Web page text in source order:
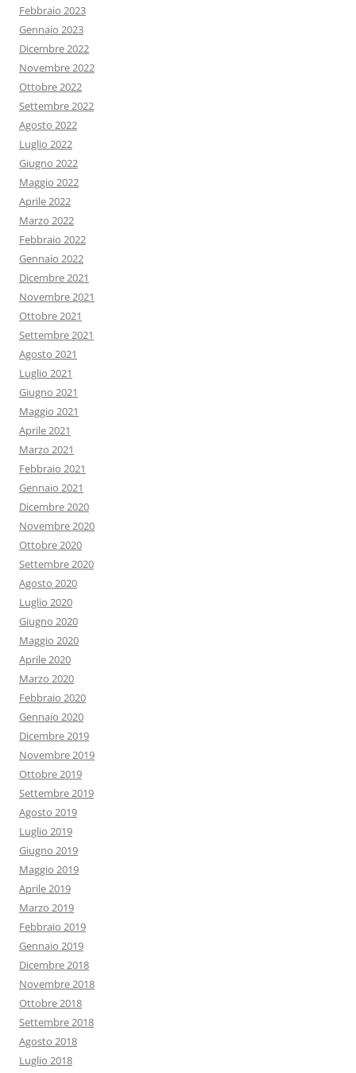
Febbraio 2023
Gennaio 2023
Dicembre 2022
Novembre 2022
Ottobre 2022
Settembre 2022
Agosto 2022
Luglio 2022
Giugno 2022
Maggio 2022
Aprile 2022
Marzo 2022
Febbraio 2022
Gennaio 2022
Dicembre 2021
Novembre 2021
Ottobre 2021
Settembre 2021
Agosto 2021
Luglio 2021
Giugno 2021
Maggio 2021
Aprile 2021
Marzo 2021
Febbraio 2021
Gennaio 2021
Dicembre 2020
Novembre 2020
Ottobre 2020
Settembre 2020
Agosto 2020
Luglio 2020
Giugno 2020
Maggio 2020
Aprile 2020
Marzo 2020
Febbraio 2020
Gennaio 2020
Dicembre 2019
Novembre 2019
Ottobre 2019
Settembre 2019
Agosto 2019
Luglio 2019
Giugno 2019
Maggio 2019
Aprile 2019
Marzo 2019
Febbraio 2019
Gennaio 2019
Dicembre 2018
Novembre 2018
Ottobre 2018
Settembre 2018
Agosto 2018
Luglio 2018